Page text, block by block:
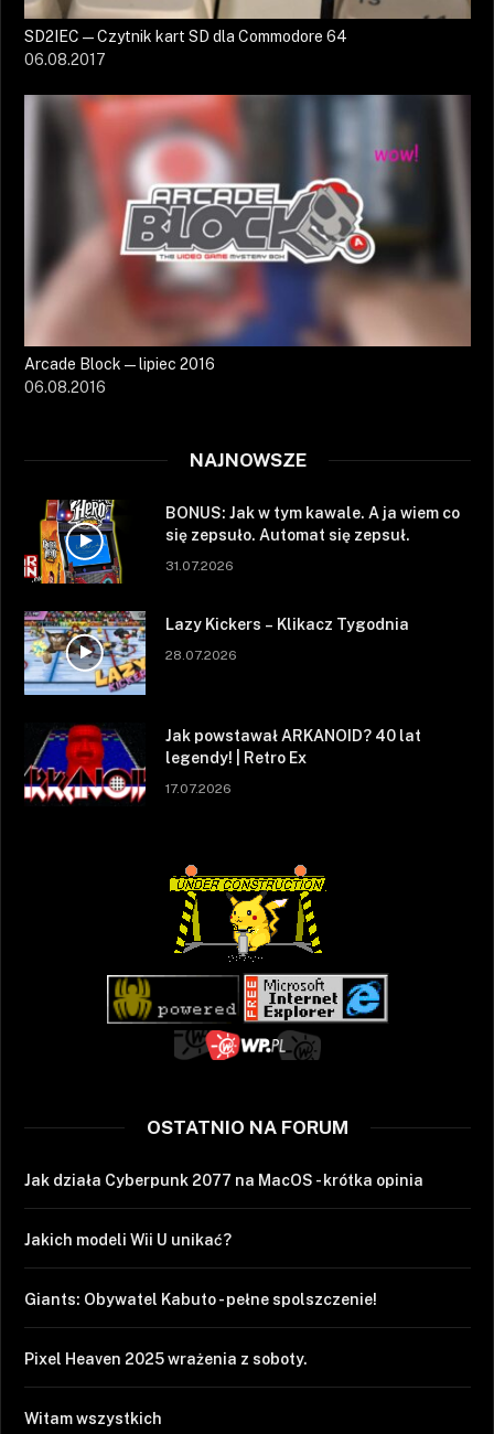
SD2IEC — Czytnik kart SD dla Commodore 64
06.08.2017
Arcade Block — lipiec 2016
06.08.2016
NAJNOWSZE
BONUS: Jak w tym kawale. A ja wiem co
się zepsuło. Automat się zepsuł.
31.07.2026
Lazy Kickers – Klikacz Tygodnia
28.07.2026
Jak powstawał ARKANOID? 40 lat
legendy! | Retro Ex
17.07.2026
OSTATNIO NA FORUM
Jak działa Cyberpunk 2077 na MacOS - krótka opinia
Jakich modeli Wii U unikać?
Giants: Obywatel Kabuto - pełne spolszczenie!
Pixel Heaven 2025 wrażenia z soboty.
Witam wszystkich